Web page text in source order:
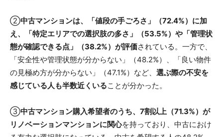
②中古マンションは、「値段の手ごろさ」（72.4%）に加
え、「特定エリアでの選択肢の多さ」（53.5%）や「管理状
態が確認できる点」（38.2%）が評価されている。一方で、
「安全性や管理状態が分からない」（48.2%）、「良い物件
の見極め方が分からない」（47.1%）など、 選ぶ際の不安を
感じている人も半数近くいることが分かった。
③中古マンション購入希望者のうち、7割以上（71.3%）が
リノベーションマンションに関心を持っており、中古におけ